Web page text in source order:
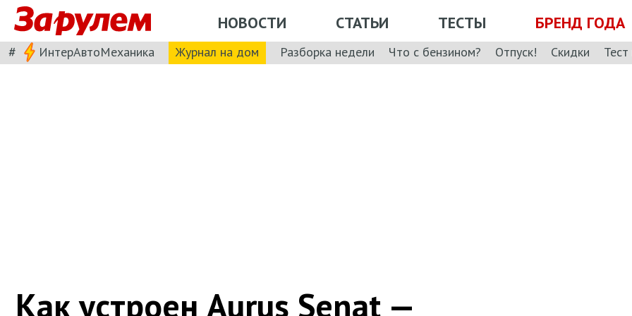
НОВОСТИ СТАТЬИ ТЕСТЫ БРЕНД ГОДА
# ИнтерАвтоМеханика Журнал на дом Разборка недели Что с бензином? Отпуск! Скидки
Как устроен Aurus Senat —